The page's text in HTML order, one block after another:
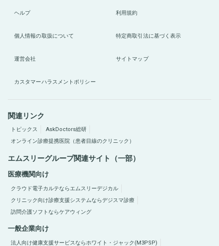
ヘルプ 利用規約
個人情報の取扱について 特定商取引法に基づく表示
運営会社 サイトマップ
カスタマーハラスメントポリシー
関連リンク
トピックス
AskDoctors総研
オンライン診療提携医院（患者目線のクリニック）
エムスリーグループ関連サイト（一部）
医療機関向け
クラウド電子カルテならエムスリーデジカル
クリニック向け診療支援システムならデジスマ診療
訪問介護ソフトならケアウィング
一般企業向け
法人向け健康支援サービスならホワイト・ジャック(M3PSP)